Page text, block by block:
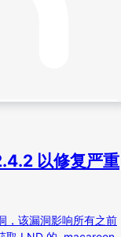
以修复严重
，该漏洞影响所有之前